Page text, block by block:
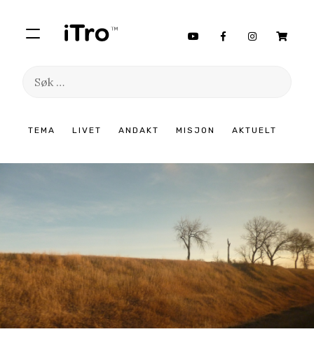
TEMA LIVET ANDAKT MISJON AKTUELT
Søk
innhold